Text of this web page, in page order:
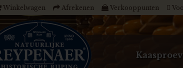
Winkelwagen Afrekenen Verkooppunten